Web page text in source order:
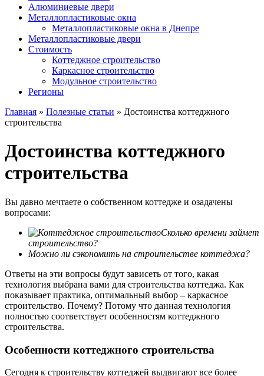
Алюминиевые двери
Металлопластиковые окна
Металлопластиковые окна в Днепре
Металлопластиковые двери
Стоимость
Коттеджное строительство
Каркасное строительство
Модульное строительство
Регионы
Главная » Полезные статьи » Достоинства коттеджного
строительства
Достоинства коттеджного
строительства
Вы давно мечтаете о собственном коттедже и озадачены
вопросами:
Сколько времени займет
строительство?
Можно ли сэкономить на строительстве коттеджа?
Ответы на эти вопросы будут зависеть от того, какая
технология выбрана вами для строительства коттеджа. Как
показывает практика, оптимальный выбор – каркасное
строительство. Почему? Потому что данная технология
полностью соответствует особенностям коттеджного
строительства.
Особенности коттеджного строительства
Сегодня к строительству коттеджей выдвигают все более